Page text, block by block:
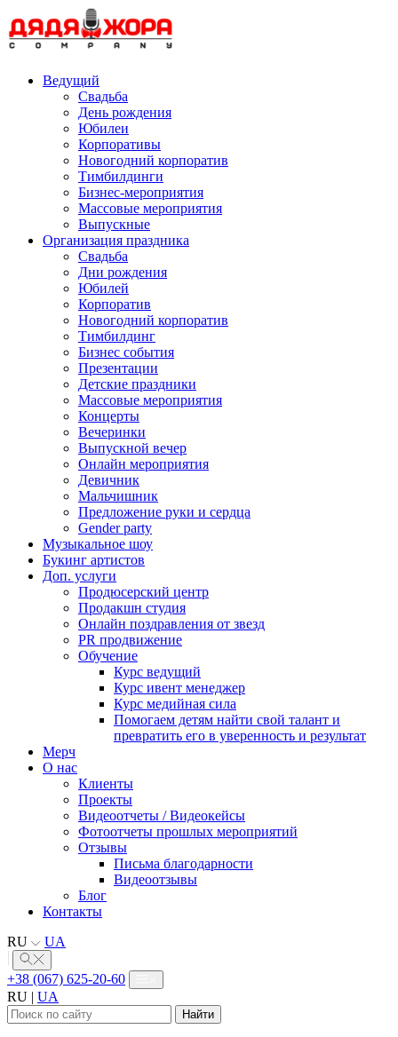
to
content
Ведущий
Свадьба
День рождения
Юбилеи
Корпоративы
Новогодний корпоратив
Тимбилдинги
Бизнес-мероприятия
Массовые мероприятия
Выпускные
Организация праздника
Свадьба
Дни рождения
Юбилей
Корпоратив
Новогодний корпоратив
Тимбилдинг
Бизнес события
Презентации
Детские праздники
Массовые мероприятия
Концерты
Вечеринки
Выпускной вечер
Онлайн мероприятия
Девичник
Мальчишник
Предложение руки и сердца
Gender party
Музыкальное шоу
Букинг артистов
Доп. услуги
Продюсерский центр
Продакшн студия
Онлайн поздравления от звезд
PR продвижение
Обучение
Курс ведущий
Курс ивент менеджер
Курс медийная сила
Помогаем детям найти свой талант и
превратить его в уверенность и результат
Мерч
О нас
Клиенты
Проекты
Видеоотчеты / Видеокейсы
Фотоотчеты прошлых мероприятий
Отзывы
Письма благодарности
Видеоотзывы
Блог
Контакты
RU
UA
+38 (067) 625-20-60
RU | UA
Найти: